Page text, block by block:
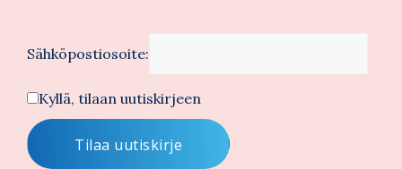
Sähköpostiosoite:
Kyllä, tilaan uutiskirjeen